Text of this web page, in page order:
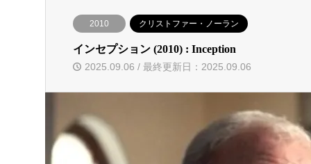
2010 クリストファー・ノーラン
インセプション (2010) : Inception
2025.09.06 / 最終更新日：2025.09.06